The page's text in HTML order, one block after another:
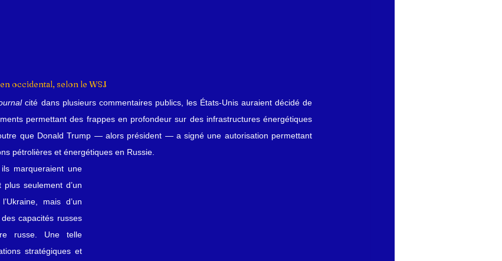
occidental, selon le WSJ
cité dans plusieurs commentaires publics, les États‑Unis auraient décidé de
permettant des frappes en profondeur sur des infrastructures énergétiques
que Donald Trump — alors président — a signé une autorisation permettant
pétrolières et énergétiques en Russie.
marqueraient une
seulement d’un
mais d’un
capacités russes
russe. Une telle
stratégiques et